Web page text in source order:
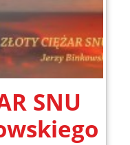
SNU